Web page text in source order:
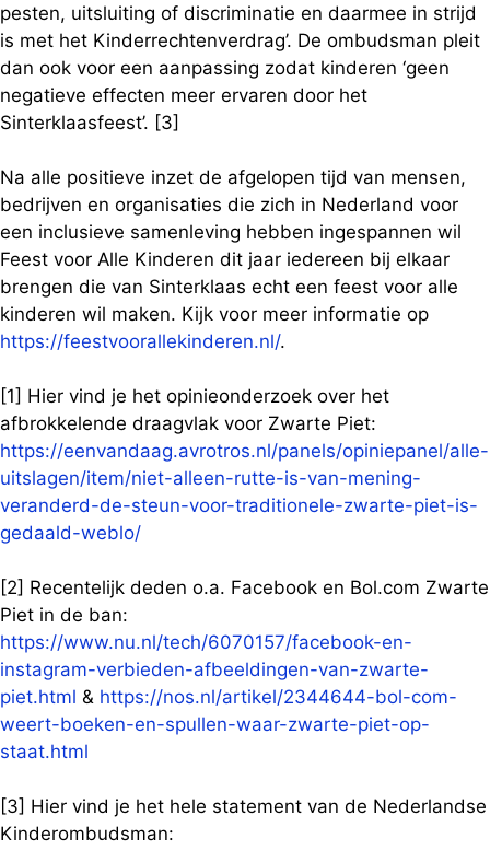
pesten, uitsluiting of discriminatie en daarmee in strijd
is met het Kinderrechtenverdrag’. De ombudsman pleit
dan ook voor een aanpassing zodat kinderen ‘geen
negatieve effecten meer ervaren door het
Sinterklaasfeest’. [3]
Na alle positieve inzet de afgelopen tijd van mensen,
bedrijven en organisaties die zich in Nederland voor
een inclusieve samenleving hebben ingespannen wil
Feest voor Alle Kinderen dit jaar iedereen bij elkaar
brengen die van Sinterklaas echt een feest voor alle
kinderen wil maken. Kijk voor meer informatie op
https://feestvoorallekinderen.nl/.
[1] Hier vind je het opinieonderzoek over het
afbrokkelende draagvlak voor Zwarte Piet:
https://eenvandaag.avrotros.nl/panels/opiniepanel/alle-
uitslagen/item/niet-alleen-rutte-is-van-mening-
veranderd-de-steun-voor-traditionele-zwarte-piet-is-
gedaald-weblo/
[2] Recentelijk deden o.a. Facebook en Bol.com Zwarte
Piet in de ban:
https://www.nu.nl/tech/6070157/facebook-en-
instagram-verbieden-afbeeldingen-van-zwarte-
piet.html & https://nos.nl/artikel/2344644-bol-com-
weert-boeken-en-spullen-waar-zwarte-piet-op-
staat.html
[3] Hier vind je het hele statement van de Nederlandse
Kinderombudsman: